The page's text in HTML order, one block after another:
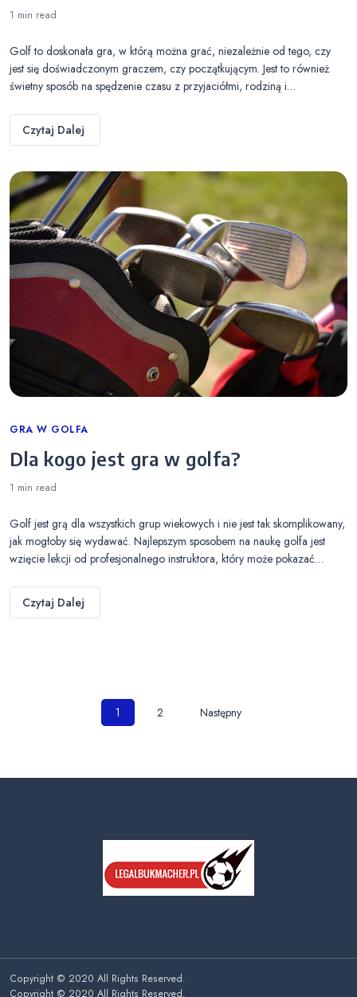
1 min read
Golf to doskonała gra, w którą można grać, niezależnie od tego, czy
jest się doświadczonym graczem, czy początkującym. Jest to również
świetny sposób na spędzenie czasu z przyjaciółmi, rodziną i…
Czytaj Dalej
Categories
GRA W GOLFA
Dla kogo jest gra w golfa?
1 min read
Golf jest grą dla wszystkich grup wiekowych i nie jest tak skomplikowany,
jak mogłoby się wydawać. Najlepszym sposobem na naukę golfa jest
wzięcie lekcji od profesjonalnego instruktora, który może pokazać…
Czytaj Dalej
Nawigacja
1 2 Następny
Copyright © 2020 All Rights Reserved.
Copyright © 2020 All Rights Reserved.